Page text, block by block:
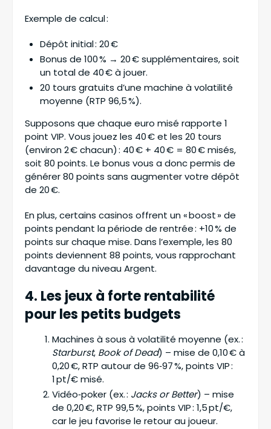
Exemple de calcul :
Dépôt initial : 20 €
Bonus de 100 % → 20 € supplémentaires, soit
un total de 40 € à jouer.
20 tours gratuits d’une machine à volatilité
moyenne (RTP 96,5 %).
Supposons que chaque euro misé rapporte 1
point VIP. Vous jouez les 40 € et les 20 tours
(environ 2 € chacun) : 40 € + 40 € = 80 € misés,
soit 80 points. Le bonus vous a donc permis de
générer 80 points sans augmenter votre dépôt
de 20 €.
En plus, certains casinos offrent un « boost » de
points pendant la période de rentrée : +10 % de
points sur chaque mise. Dans l’exemple, les 80
points deviennent 88 points, vous rapprochant
davantage du niveau Argent.
4. Les jeux à forte rentabilité
pour les petits budgets
Machines à sous à volatilité moyenne (ex. :
Starburst, Book of Dead) – mise de 0,10 € à
0,20 €, RTP autour de 96‑97 %, points VIP :
1 pt/€ misé.
Vidéo‑poker (ex. : Jacks or Better) – mise
de 0,20 €, RTP 99,5 %, points VIP : 1,5 pt/€,
car le jeu favorise le retour au joueur.